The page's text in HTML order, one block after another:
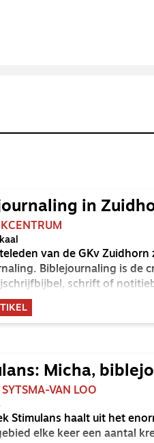
in
van de GKv
Biblejournaling is de
schrift of
Micha,
SYTSMA-VAN LOO
Stimulans haalt uit het
elke keer een aantal